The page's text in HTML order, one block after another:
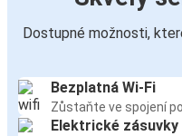
Dostupné možnosti,
Bezplatná Wi-Fi
Zůstaňte ve spojení
Elektrické zásuvky